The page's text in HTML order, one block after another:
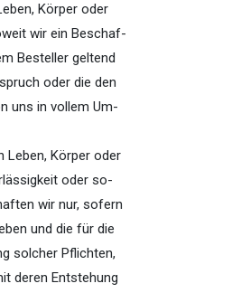
Körper oder
wir ein Beschaf-
Besteller geltend
oder die den
uns in vollem Um-
Leben, Körper oder
oder so-
wir nur, sofern
und die für die
solcher Pflichten,
deren Entstehung